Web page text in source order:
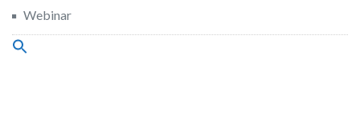
Webinar
Search